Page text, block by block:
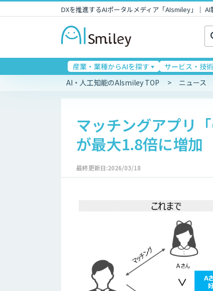
DXを推進するAIポータルメディア「AIsmiley」｜
検
産業・業種からAIを探す サービス・技
AI・人工知能のAIsmiley TOP ニュース
マッチングアプリ
が最大1.8倍に増加
最終更新日:2026/03/18